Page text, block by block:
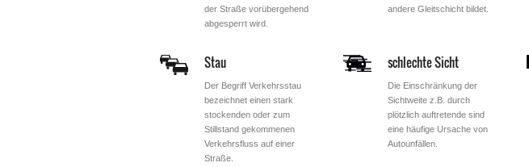
der Straße vorübergehend
abgesperrt wird.
andere Gleitschicht bildet.
Stau
Der Begriff Verkehrsstau
bezeichnet einen stark
stockenden oder zum
Stillstand gekommenen
Verkehrsfluss auf einer
Straße.
schlechte Sicht
Die Einschränkung der
Sichtweite z.B. durch
plötzlich auftretende sind
eine häufige Ursache von
Autounfällen.